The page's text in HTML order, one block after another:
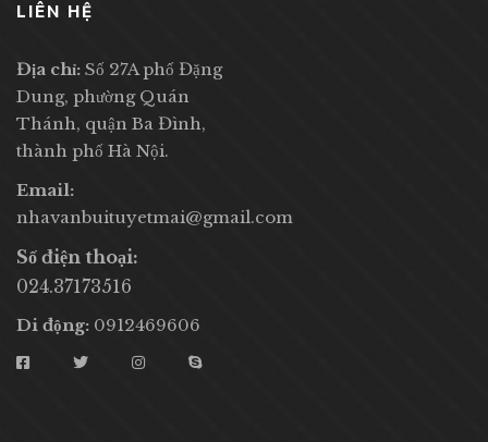
LIÊN HỆ
Địa chỉ: Số 27A phố Đặng
Dung, phường Quán
Thánh, quận Ba Đình,
thành phố Hà Nội.
Email:
nhavanbuituyetmai@gmail.com
Số điện thoại:
024.37173516
Di động: 0912469606